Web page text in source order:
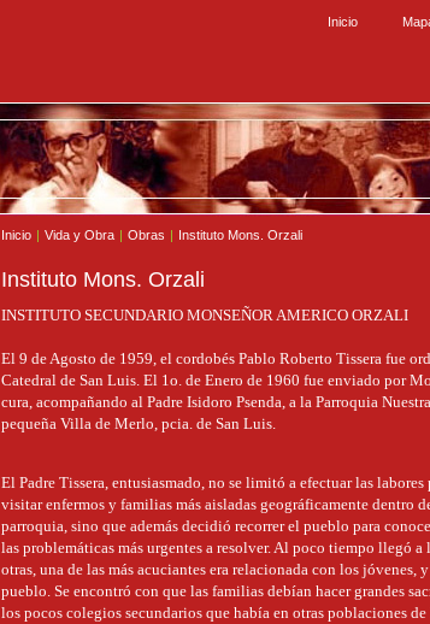
Inicio | Vida y Obra | Obras | Instituto Mons. Orzali
Instituto Mons. Orzali
INSTITUTO SECUNDARIO MONSEÑOR AMERICO ORZALI
El 9 de Agosto de 1959, el cordobés Pablo Roberto Tissera fue
Catedral de San Luis. El 1o. de Enero de 1960 fue enviado por
cura, acompañando al Padre Isidoro Psenda, a la Parroquia
pequeña Villa de Merlo, pcia. de San Luis.
El Padre Tissera, entusiasmado, no se limitó a efectuar las labores
visitar enfermos y familias más aisladas geográficamente dentro
parroquia, sino que además decidió recorrer el pueblo para
las problemáticas más urgentes a resolver. Al poco tiempo llegó
otras, una de las más acuciantes era relacionada con los jóvenes,
pueblo. Se encontró con que las familias debían hacer grandes
los pocos colegios secundarios que había en otras poblaciones
Inicio